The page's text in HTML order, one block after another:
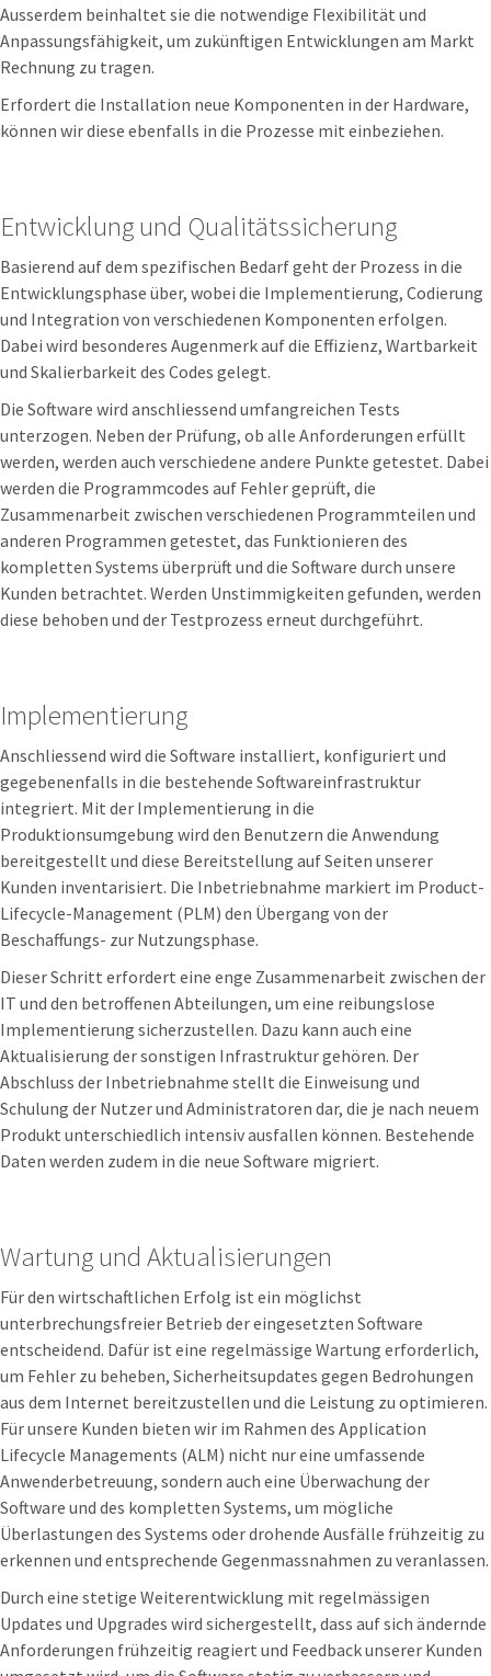
Ausserdem beinhaltet sie die notwendige Flexibilität und
Anpassungsfähigkeit, um zukünftigen Entwicklungen am Markt
Rechnung zu tragen.
Erfordert die Installation neue Komponenten in der Hardware,
können wir diese ebenfalls in die Prozesse mit einbeziehen.
Entwicklung und Qualitätssicherung
Basierend auf dem spezifischen Bedarf geht der Prozess in die
Entwicklungsphase über, wobei die Implementierung, Codierung
und Integration von verschiedenen Komponenten erfolgen.
Dabei wird besonderes Augenmerk auf die Effizienz, Wartbarkeit
und Skalierbarkeit des Codes gelegt.
Die Software wird anschliessend umfangreichen Tests
unterzogen. Neben der Prüfung, ob alle Anforderungen erfüllt
werden, werden auch verschiedene andere Punkte getestet. Dabei
werden die Programmcodes auf Fehler geprüft, die
Zusammenarbeit zwischen verschiedenen Programmteilen und
anderen Programmen getestet, das Funktionieren des
kompletten Systems überprüft und die Software durch unsere
Kunden betrachtet. Werden Unstimmigkeiten gefunden, werden
diese behoben und der Testprozess erneut durchgeführt.
Implementierung
Anschliessend wird die Software installiert, konfiguriert und
gegebenenfalls in die bestehende Softwareinfrastruktur
integriert. Mit der Implementierung in die
Produktionsumgebung wird den Benutzern die Anwendung
bereitgestellt und diese Bereitstellung auf Seiten unserer
Kunden inventarisiert. Die Inbetriebnahme markiert im Product-
Lifecycle-Management (PLM) den Übergang von der
Beschaffungs- zur Nutzungsphase.
Dieser Schritt erfordert eine enge Zusammenarbeit zwischen der
IT und den betroffenen Abteilungen, um eine reibungslose
Implementierung sicherzustellen. Dazu kann auch eine
Aktualisierung der sonstigen Infrastruktur gehören. Der
Abschluss der Inbetriebnahme stellt die Einweisung und
Schulung der Nutzer und Administratoren dar, die je nach neuem
Produkt unterschiedlich intensiv ausfallen können. Bestehende
Daten werden zudem in die neue Software migriert.
Wartung und Aktualisierungen
Für den wirtschaftlichen Erfolg ist ein möglichst
unterbrechungsfreier Betrieb der eingesetzten Software
entscheidend. Dafür ist eine regelmässige Wartung erforderlich,
um Fehler zu beheben, Sicherheitsupdates gegen Bedrohungen
aus dem Internet bereitzustellen und die Leistung zu optimieren.
Für unsere Kunden bieten wir im Rahmen des Application
Lifecycle Managements (ALM) nicht nur eine umfassende
Anwenderbetreuung, sondern auch eine Überwachung der
Software und des kompletten Systems, um mögliche
Überlastungen des Systems oder drohende Ausfälle frühzeitig zu
erkennen und entsprechende Gegenmassnahmen zu veranlassen.
Durch eine stetige Weiterentwicklung mit regelmässigen
Updates und Upgrades wird sichergestellt, dass auf sich ändernde
Anforderungen frühzeitig reagiert und Feedback unserer Kunden